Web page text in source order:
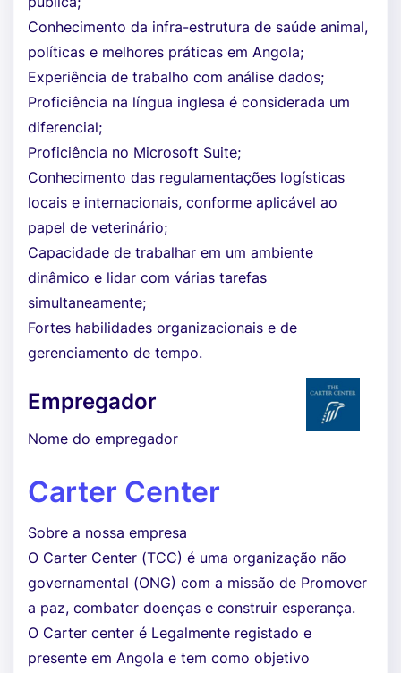
Conhecimento da infra-estrutura de saúde animal,
políticas e melhores práticas em Angola;
Experiência de trabalho com análise dados;
Proficiência na língua inglesa é considerada um
diferencial;
Proficiência no Microsoft Suite;
Conhecimento das regulamentações logísticas
locais e internacionais, conforme aplicável ao
papel de veterinário;
Capacidade de trabalhar em um ambiente
dinâmico e lidar com várias tarefas
simultaneamente;
Fortes habilidades organizacionais e de
gerenciamento de tempo.
Empregador
Nome do empregador
Carter Center
Sobre a nossa empresa
O Carter Center (TCC) é uma organização não
governamental (ONG) com a missão de Promover
a paz, combater doenças e construir esperança.
O Carter center é Legalmente registado e
presente em Angola e tem como objetivo